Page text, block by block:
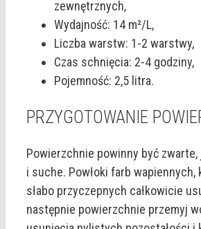
zewnętrznych,
Wydajność: 14 m²/L,
Liczba warstw: 1-2 warstwy,
Czas schnięcia: 2-4 godziny,
Pojemność: 2,5 litra.
PRZYGOTOWANIE
Powierzchnie powinny być
i suche. Powłoki farb wapiennych,
słabo przyczepnych całkowicie
następnie powierzchnie przemyj